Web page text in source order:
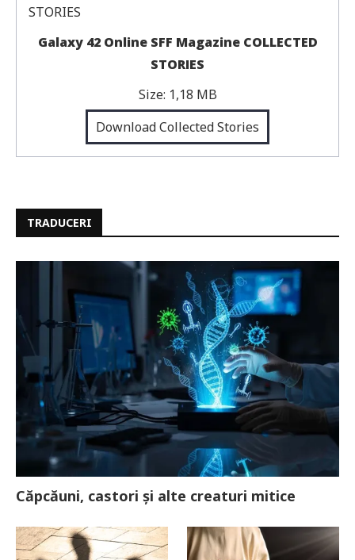
Galaxy 42 Online SFF Magazine COLLECTED
STORIES
Size: 1,18 MB
Download Collected Stories
TRADUCERI
Căpcăuni, castori și alte creaturi mitice